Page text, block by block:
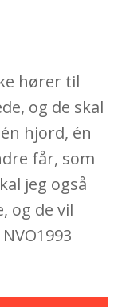
hører til
og de skal
hjord, én
får, som
jeg også
og de vil